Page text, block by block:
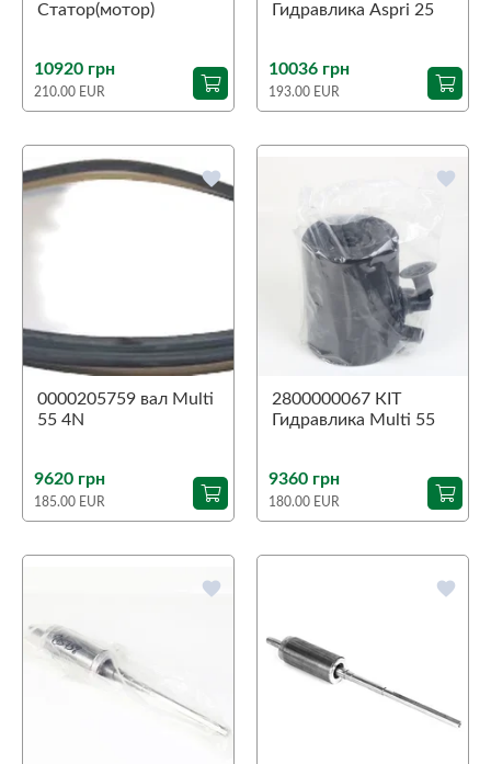
Статор(мотор)
10920 грн
210.00 EUR
Гидравлика Aspri 25
10036 грн
193.00 EUR
favorite
0000205759 вал Multi
55 4N
9620 грн
185.00 EUR
favorite
2800000067 КIТ
Гидравлика Multi 55
9360 грн
180.00 EUR
favorite favorite